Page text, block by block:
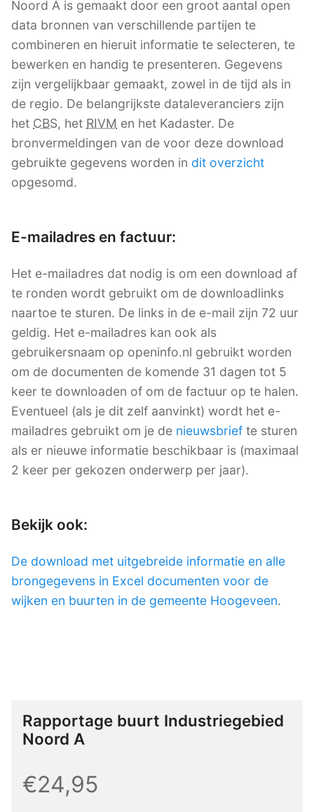
Noord A is gemaakt door een groot aantal open
data bronnen van verschillende partijen te
combineren en hieruit informatie te selecteren, te
bewerken en handig te presenteren. Gegevens
zijn vergelijkbaar gemaakt, zowel in de tijd als in
de regio. De belangrijkste dataleveranciers zijn
het CBS, het RIVM en het Kadaster. De
bronvermeldingen van de voor deze download
gebruikte gegevens worden in dit overzicht
opgesomd.
E-mailadres en factuur:
Het e-mailadres dat nodig is om een download af
te ronden wordt gebruikt om de downloadlinks
naartoe te sturen. De links in de e-mail zijn 72 uur
geldig. Het e-mailadres kan ook als
gebruikersnaam op openinfo.nl gebruikt worden
om de documenten de komende 31 dagen tot 5
keer te downloaden of om de factuur op te halen.
Eventueel (als je dit zelf aanvinkt) wordt het e-
mailadres gebruikt om je de nieuwsbrief te sturen
als er nieuwe informatie beschikbaar is (maximaal
2 keer per gekozen onderwerp per jaar).
Bekijk ook:
De download met uitgebreide informatie en alle
brongegevens in Excel documenten voor de
wijken en buurten in de gemeente Hoogeveen.
Rapportage buurt Industriegebied
Noord A
€24,95